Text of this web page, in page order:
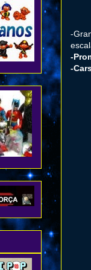
-
-
-